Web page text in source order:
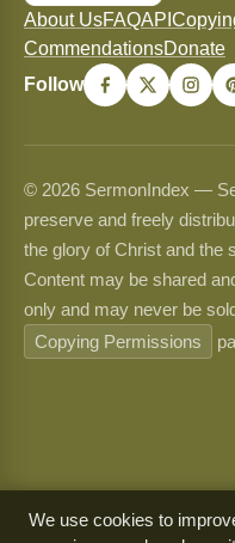
About UsFAQAPI
CommendationsDonate
Follow
© 2026 SermonIndex —
preserve and freely
the glory of Christ and the
Content may be shared
only and may never be
Copying Permissions
We use cookies to